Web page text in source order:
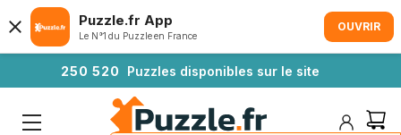
250 520 Puzzles disponibles sur le site
Puzzle.fr App
Le N°1 du Puzzle en France
OUVRIR